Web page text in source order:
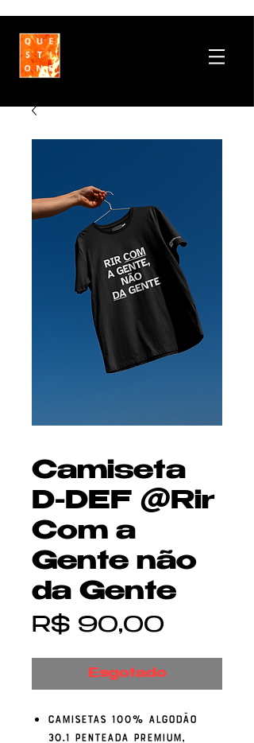
Camiseta
D-DEF @Rir
Com a
Gente não
da Gente
R$ 90,00
Esgotado
Camisetas 100% algodão
30.1 penteada premium,